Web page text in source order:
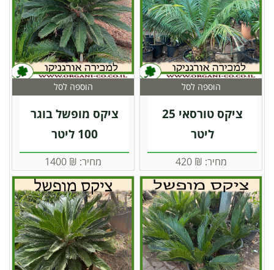
הוספה לסל
ציקס טורסאי 25
ליטר
מחיר: ₪
420
הוספה לסל
ציקס מופשל בוגר
100 ליטר
מחיר: ₪